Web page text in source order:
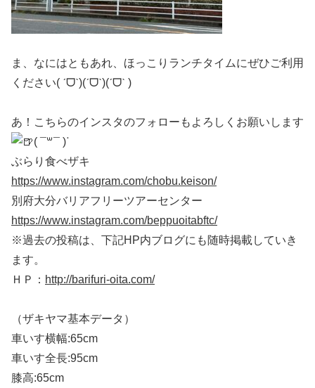
ま、なにはともあれ、ほっこりランチタイムにぜひご利用
ください( ˊᗜˋ)(ˊᗜˋ)(ˊᗜˋ )
あ！こちらのインスタのフォローもよろしくお願いします
( ¯꒳​¯ )ᐝ
ぶらり食べザキ
https://www.instagram.com/chobu.keison/
別府大分バリアフリーツアーセンター
https://www.instagram.com/beppuoitabftc/
※過去の投稿は、下記HP内ブログにも随時掲載していき
ます。
ＨＰ： http://barifuri-oita.com/
（ザキヤマ基本データ）
車いす横幅:65cm
車いす全長:95cm
膝高:65cm